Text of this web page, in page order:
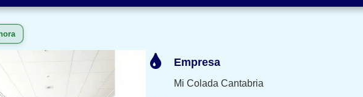
Empresa
Mi Colada Cantabria